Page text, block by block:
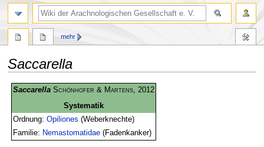
Saccarella
Zur
Zur
Saccarella Schönhofer & Martens , 2012
Systematik
Ordnung:Opiliones (Weberknechte)
Familie: Nemastomatidae (Fadenkanker)
mehr